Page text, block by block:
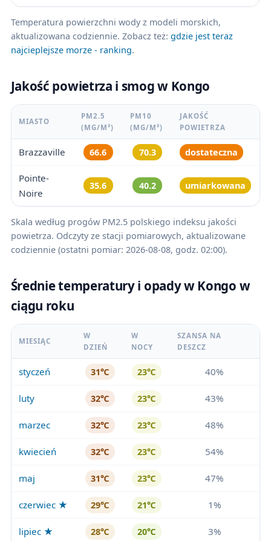
Temperatura powierzchni wody z modeli morskich,
aktualizowana codziennie. Zobacz też: gdzie jest teraz
najcieplejsze morze - ranking.
Jakość powietrza i smog w Kongo
MIASTO
PM2.5
(ΜG/M³)
PM10
(ΜG/M³)
JAKOŚĆ
POWIETRZA
Brazzaville 66.6 70.3 dostateczna
Pointe-
Noire
35.6 40.2 umiarkowana
Skala według progów PM2.5 polskiego indeksu jakości
powietrza. Odczyty ze stacji pomiarowych, aktualizowane
codziennie (ostatni pomiar: 2026-08-08, godz. 02:00).
Średnie temperatury i opady w Kongo w
ciągu roku
MIESIĄC
W
DZIEŃ
W
NOCY
SZANSA NA
DESZCZ
styczeń 31℃ 23℃ 40%
luty 32℃ 23℃ 43%
marzec 32℃ 23℃ 48%
kwiecień 32℃ 23℃ 54%
maj 31℃ 23℃ 47%
czerwiec ★ 29℃ 21℃ 1%
lipiec ★ 28℃ 20℃ 3%